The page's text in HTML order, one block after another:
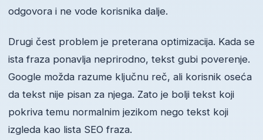
odgovora i ne vode korisnika dalje.
Drugi čest problem je preterana optimizacija. Kada se
ista fraza ponavlja neprirodno, tekst gubi poverenje.
Google možda razume ključnu reč, ali korisnik oseća
da tekst nije pisan za njega. Zato je bolji tekst koji
pokriva temu normalnim jezikom nego tekst koji
izgleda kao lista SEO fraza.